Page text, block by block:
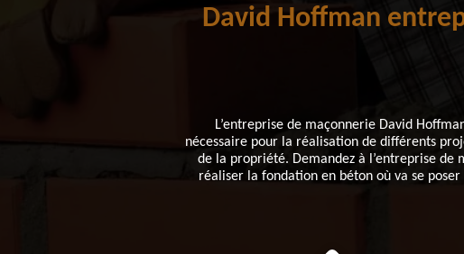
David Hoffman
L’entreprise de maçonnerie David
nécessaire pour la réalisation de différents
de la propriété. Demandez à l’entreprise de
réaliser la fondation en béton où va se